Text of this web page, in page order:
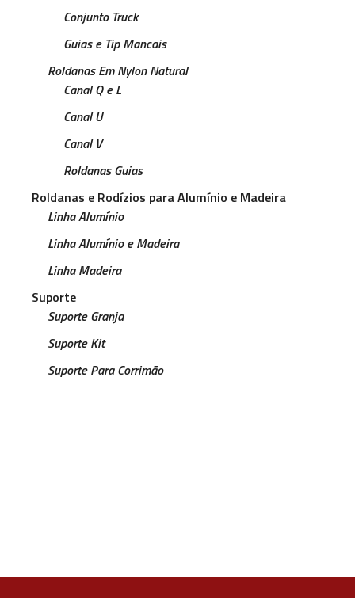
Conjunto Truck
Guias e Tip Mancais
Roldanas Em Nylon Natural
Canal Q e L
Canal U
Canal V
Roldanas Guias
Roldanas e Rodízios para Alumínio e Madeira
Linha Alumínio
Linha Alumínio e Madeira
Linha Madeira
Suporte
Suporte Granja
Suporte Kit
Suporte Para Corrimão